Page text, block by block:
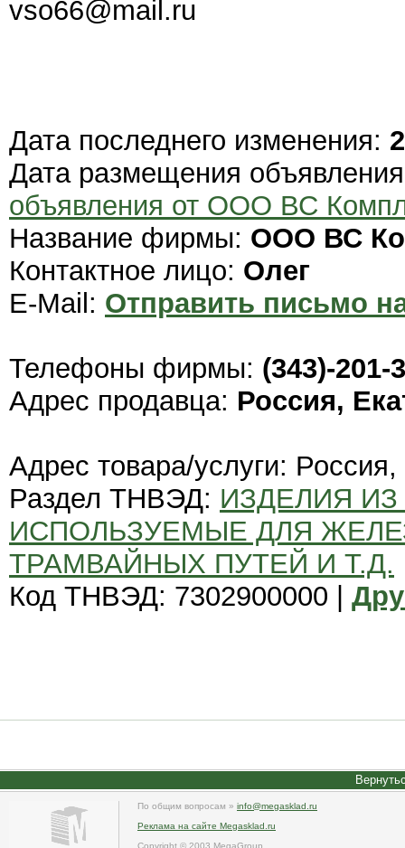
vso66@mail.ru
Дата последнего изменения:
Дата размещения
объявления от ООО ВС
Название фирмы: ООО ВС
Контактное лицо: Олег
E-Mail: Отправить письмо
Телефоны фирмы: (343)-201-
Адрес продавца: Россия,
Адрес товара/услуги: Россия,
Раздел ТНВЭД: ИЗДЕЛИЯ
ИСПОЛЬЗУЕМЫЕ ДЛЯ
ТРАМВАЙНЫХ ПУТЕЙ И Т.Д.
Код ТНВЭД: 7302900000 |
По общим вопросам » info@megasklad.ru
Реклама на сайте Megasklad.ru
Copyright © 2003 MegaGroup